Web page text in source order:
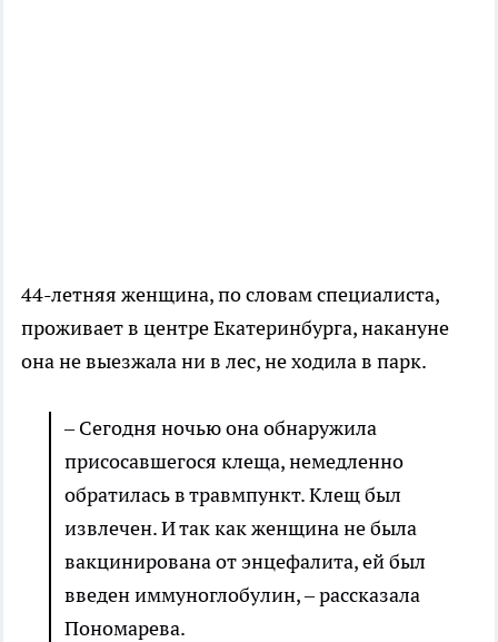
44-летняя женщина, по словам специалиста,
проживает в центре Екатеринбурга, накануне
она не выезжала ни в лес, не ходила в парк.
–Сегодня ночью она обнаружила
присосавшегося клеща, немедленно
обратилась в травмпункт. Клещ был
извлечен. И так как женщина не была
вакцинирована от энцефалита, ей был
введен иммуноглобулин,–рассказала
Пономарева.